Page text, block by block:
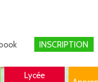
INSCRIPTION
Lycée